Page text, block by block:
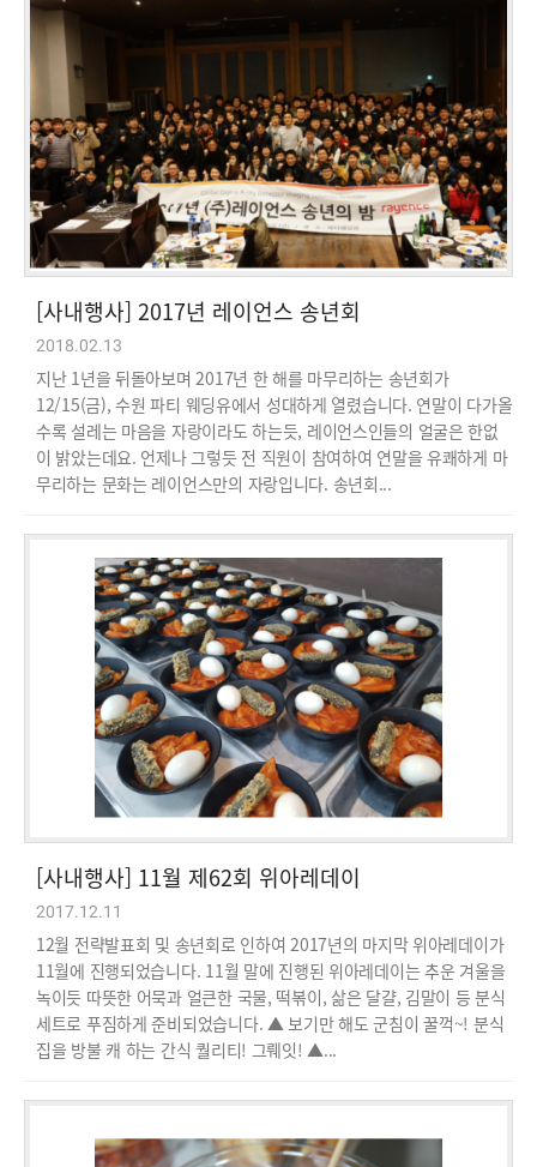
[사내행사] 2017년 레이언스 송년회
2018.02.13
지난 1년을 뒤돌아보며 2017년 한 해를 마무리하는 송년회가
12/15(금), 수원 파티 웨딩유에서 성대하게 열렸습니다. 연말이 다가올
수록 설레는 마음을 자랑이라도 하는듯, 레이언스인들의 얼굴은 한없
이 밝았는데요. 언제나 그렇듯 전 직원이 참여하여 연말을 유쾌하게 마
무리하는 문화는 레이언스만의 자랑입니다. 송년회...
[사내행사] 11월 제62회 위아레데이
2017.12.11
12월 전략발표회 및 송년회로 인하여 2017년의 마지막 위아레데이가
11월에 진행되었습니다. 11월 말에 진행된 위아레데이는 추운 겨울을
녹이듯 따뜻한 어묵과 얼큰한 국물, 떡볶이, 삶은 달걀, 김말이 등 분식
세트로 푸짐하게 준비되었습니다. ▲ 보기만 해도 군침이 꿀꺽~! 분식
집을 방불 캐 하는 간식 퀄리티! 그뤠잇! ▲...